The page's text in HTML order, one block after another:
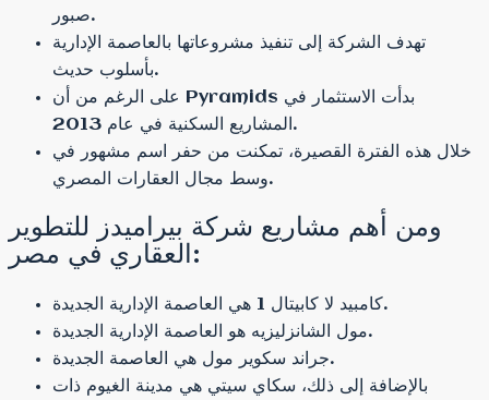
صبور.
تهدف الشركة إلى تنفيذ مشروعاتها بالعاصمة الإدارية
بأسلوب حديث.
على الرغم من أن Pyramids بدأت الاستثمار في
المشاريع السكنية في عام 2013.
خلال هذه الفترة القصيرة، تمكنت من حفر اسم مشهور في
وسط مجال العقارات المصري.
ومن أهم مشاريع شركة بيراميدز للتطوير
العقاري في مصر:
كامبيد لا كابيتال 1 هي العاصمة الإدارية الجديدة.
مول الشانزليزيه هو العاصمة الإدارية الجديدة.
جراند سكوير مول هي العاصمة الجديدة.
بالإضافة إلى ذلك، سكاي سيتي هي مدينة الغيوم ذات